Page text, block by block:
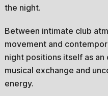
the night.
Between intimate club
movement and
night positions itself as
musical exchange and
energy.